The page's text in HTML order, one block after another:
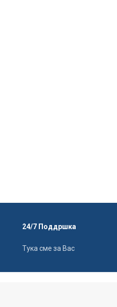
24/7 Поддршка
Тука сме за Вас